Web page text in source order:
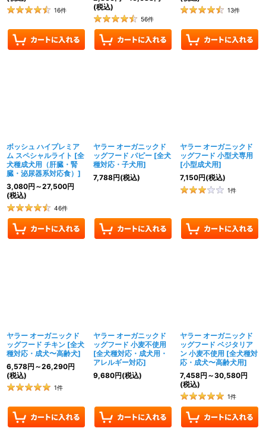
16件
(税込)
56件
13件
ボッシュ ハイプレミア
ム スペシャルライト [全
犬種成犬用（肝臓・腎
臓・泌尿器系対応食） ]
3,080円 ～27,500円
(税込)
46件
ヤラー オーガニックド
ッグフード パピー [全犬
種対応・子犬用]
7,788円(税込)
ヤラー オーガニックド
ッグフード 小型犬専用
[小型成犬用]
7,150円(税込)
1件
ヤラー オーガニックド
ッグフード チキン [全犬
種対応・成犬〜高齢犬]
6,578円 ～26,290円
(税込)
1件
ヤラー オーガニックド
ッグフード 小麦不使用
[全犬種対応・成犬用・
アレルギー対応]
9,680円(税込)
ヤラー オーガニックド
ッグフード ベジタリア
ン 小麦不使用 [全犬種対
応・成犬〜高齢犬用]
7,458円 ～30,580円
(税込)
1件